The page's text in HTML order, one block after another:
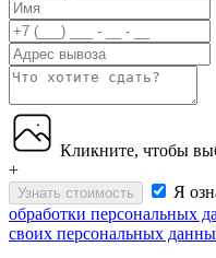
Кликните, чтобы
+
Узнать стоимость Я
обработки персональных
своих персональных